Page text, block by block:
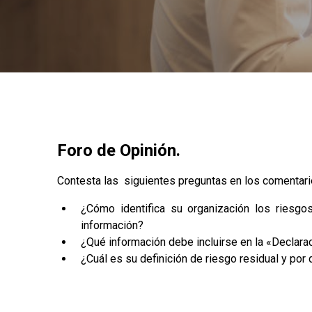
Foro de Opinión.
Contesta las siguientes preguntas en los
¿Cómo identifica su organización los
información?
¿Qué información debe incluirse en la
¿Cuál es su definición de riesgo residual y